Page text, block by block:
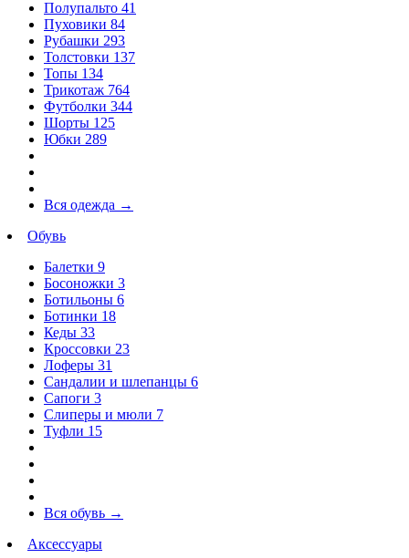
Полупальто 41
Пуховики 84
Рубашки 293
Толстовки 137
Топы 134
Трикотаж 764
Футболки 344
Шорты 125
Юбки 289
Вся одежда →
Обувь
Балетки 9
Босоножки 3
Ботильоны 6
Ботинки 18
Кеды 33
Кроссовки 23
Лоферы 31
Сандалии и шлепанцы 6
Сапоги 3
Слиперы и мюли 7
Туфли 15
Вся обувь →
Аксессуары